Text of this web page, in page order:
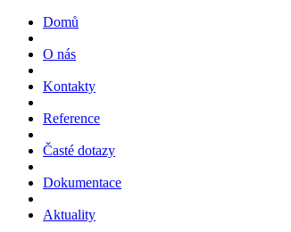
Domů
O nás
Kontakty
Reference
Časté dotazy
Dokumentace
Aktuality